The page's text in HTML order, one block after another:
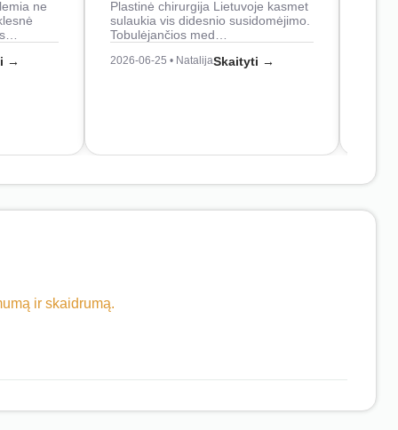
ne
→
Plastinė chirurgija Lietuvoje kasmet
sulaukia vis didesnio susidomėjimo.
Tobulėjančios med…
2026-06-25 • NatalijaSkaityti →
ir skaidrumą.